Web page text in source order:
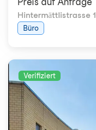
Hintermättlistrasse 1
Büro
Verifiziert